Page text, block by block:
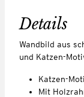
Details
Wandbild aus
und Katzen-
Katzen-
Mit